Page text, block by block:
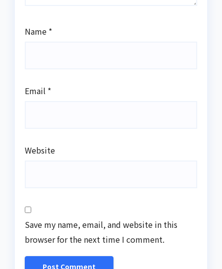
Name *
Email *
Website
Save my name, email, and website in this
browser for the next time I comment.